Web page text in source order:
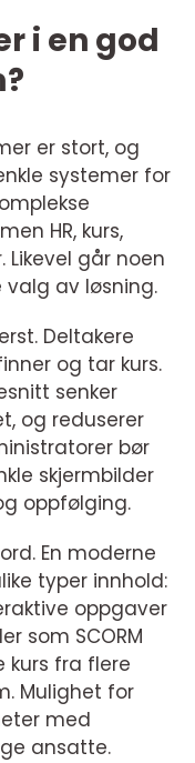
i en god
er stort, og
systemer for
HR, kurs,
går noen
valg av løsning.
Deltakere
og tar kurs.
senker
og reduserer
bør
skjermbilder
oppfølging.
En moderne
typer innhold:
oppgaver
som SCORM
kurs fra flere
Mulighet for
med
ansatte.